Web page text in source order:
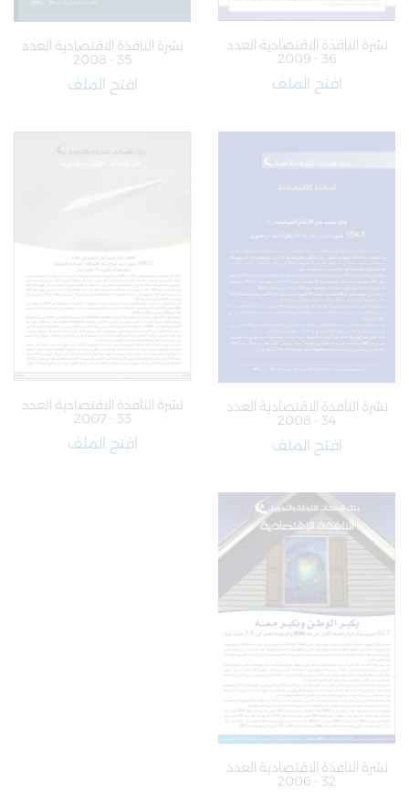
نشرة النافذة الاقتصادية العدد
36 - 2009
افتح الملف
نشرة النافذة الاقتصادية العدد
35 - 2008
افتح الملف
نشرة النافذة الاقتصادية العدد
34 - 2008
افتح الملف
نشرة النافذة الاقتصادية العدد
33 - 2007
افتح الملف
نشرة النافذة الاقتصادية العدد
32 - 2006